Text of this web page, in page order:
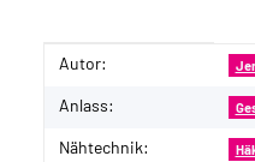
Produkteigenschaft
Wert
Autor:
Anlass:
Nähtechnik: